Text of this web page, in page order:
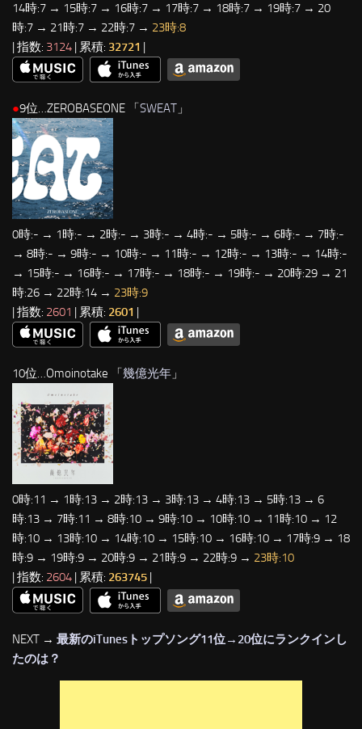
14時:7 → 15時:7 → 16時:7 → 17時:7 → 18時:7 → 19時:7 → 20
時:7 → 21時:7 → 22時:7 → 23時:8
| 指数: 3124 | 累積: 32721 |
●9位…ZEROBASEONE 「SWEAT 」
0時:- → 1時:- → 2時:- → 3時:- → 4時:- → 5時:- → 6時:- → 7時:-
→ 8時:- → 9時:- → 10時:- → 11時:- → 12時:- → 13時:- → 14時:-
→ 15時:- → 16時:- → 17時:- → 18時:- → 19時:- → 20時:29 → 21
時:26 → 22時:14 → 23時:9
| 指数: 2601 | 累積: 2601 |
10位…Omoinotake 「 幾億光年 」
0時:11 → 1時:13 → 2時:13 → 3時:13 → 4時:13 → 5時:13 → 6
時:13 → 7時:11 → 8時:10 → 9時:10 → 10時:10 → 11時:10 → 12
時:10 → 13時:10 → 14時:10 → 15時:10 → 16時:10 → 17時:9 → 18
時:9 → 19時:9 → 20時:9 → 21時:9 → 22時:9 → 23時:10
| 指数: 2604 | 累積: 263745
NEXT → 最新のiTunesトップソング11位→20位にランクインし
たのは？